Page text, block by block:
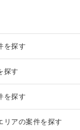
を探す
居抜き売却物件の案件
理の居抜き売却物件の
理の居抜き売却物件の
探す
抜き売却物件の案件一
の居抜き売却物件の案
を探す
菜・デリの居抜き売却
リアの案件を探す